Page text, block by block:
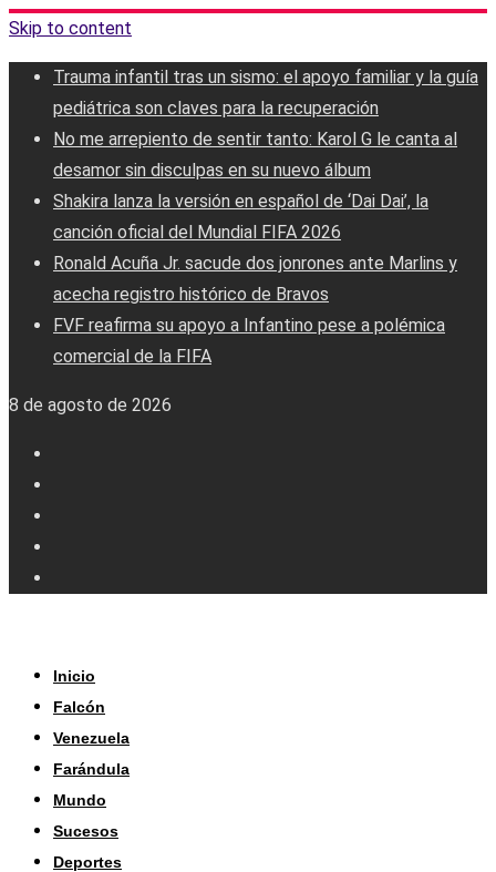
Skip to content
Trauma infantil tras un sismo: el apoyo familiar y la guía
pediátrica son claves para la recuperación
No me arrepiento de sentir tanto: Karol G le canta al
desamor sin disculpas en su nuevo álbum
Shakira lanza la versión en español de ‘Dai Dai’, la
canción oficial del Mundial FIFA 2026
Ronald Acuña Jr. sacude dos jonrones ante Marlins y
acecha registro histórico de Bravos
FVF reafirma su apoyo a Infantino pese a polémica
comercial de la FIFA
8 de agosto de 2026
Inicio
Falcón
Venezuela
Farándula
Mundo
Sucesos
Deportes